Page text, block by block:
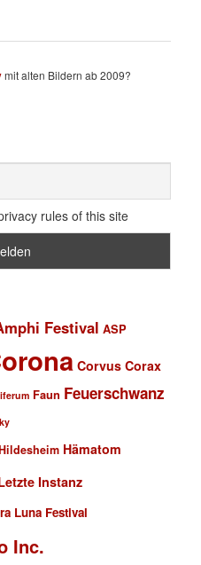
mit alten Bildern ab 2009?
rules of this site
Festival ASP
Corvus Corax
Faun Feuerschwanz
Hämatom
Instanz
Luna Festival
Inc.